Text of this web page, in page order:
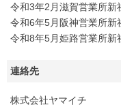
令和3年2月滋賀営業所新
令和6年5月阪神営業所新
令和8年5月姫路営業所新
連絡先
株式会社ヤマイチ